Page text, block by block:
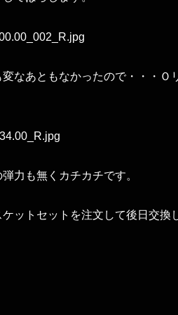
あともなかったので・・・Ｏ
も無くカチカチです。
トセットを注文して後日交換